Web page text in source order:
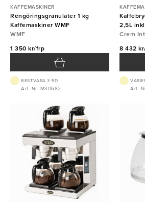
KAFFEMASKINER
Rengöringsgranulater 1 kg
Kaffemaskiner WMF
WMF
1 350 kr/frp
BEST.VARA 3-5D
Art. Nr: M30682
2,5L
Crem
8 432
Art.